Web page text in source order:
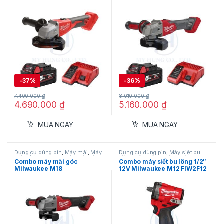
-37%
4.690.000 ₫
7.400.000₫
MUA NGAY
-36%
5.160.000 ₫
8.010.000₫
MUA NGAY
Dụng cụ dùng pin, Máy mài, Máy
mài dùng pin 18V,Máy mài góc
Milwaukee
Combo máy mài góc
Milwaukee M18
Dụng cụ dùng pin, Máy siết bu
lông ,Máy siết bu lông dùng pin
12V,Milwaukee
Combo máy siết bu lông 1/2″
12V Milwaukee M12 FIW2F12